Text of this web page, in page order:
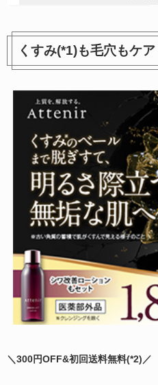
ミス ディオール ハンド クリ
参考価格：5,170円
くすみ(*1)も毛穴もケ
＼300円OFF&初回送料無料(*2) ／